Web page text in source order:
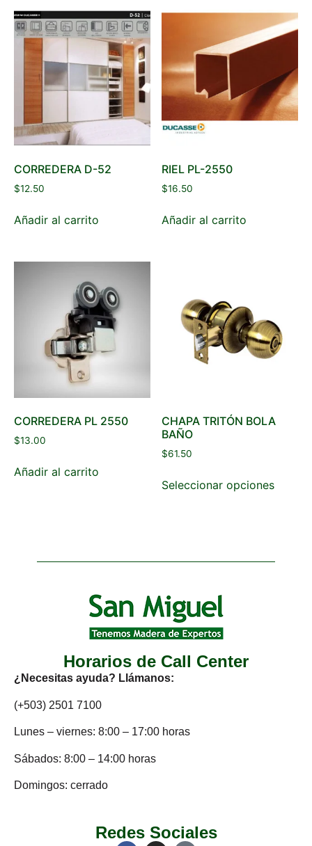
CORREDERA D-52
$12.50
Añadir al carrito
RIEL PL-2550
$16.50
Añadir al carrito
CORREDERA PL 2550
$13.00
Añadir al carrito
CHAPA TRITÓN BOLA
BAÑO
$61.50
Seleccionar opciones
Horarios de Call Center
¿Necesitas ayuda? Llámanos:
(+503) 2501 7100
Lunes – viernes: 8:00 – 17:00 horas
Sábados: 8:00 – 14:00 horas
Domingos: cerrado
Redes Sociales